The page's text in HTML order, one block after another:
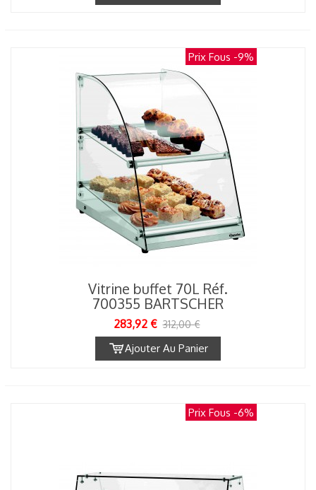
Prix Fous -9%
Vitrine buffet 70L Réf.
700355 BARTSCHER
283,92 € 312,00 €
Ajouter Au Panier
Prix Fous -6%